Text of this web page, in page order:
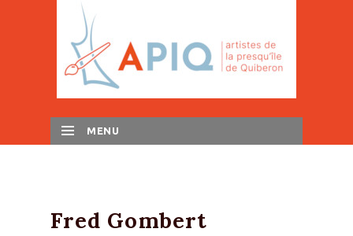
MENU
Fred Gombert